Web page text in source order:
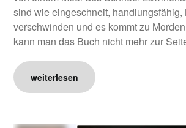
sind wie eingeschneit, handlungsfähig,
verschwinden und es kommt zu
kann man das Buch nicht mehr zur
weiterlesen